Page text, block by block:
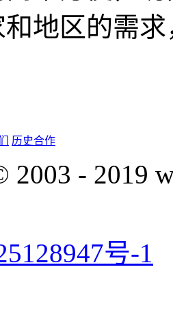
地区的需
历史合作
2003 - 2019
号-1